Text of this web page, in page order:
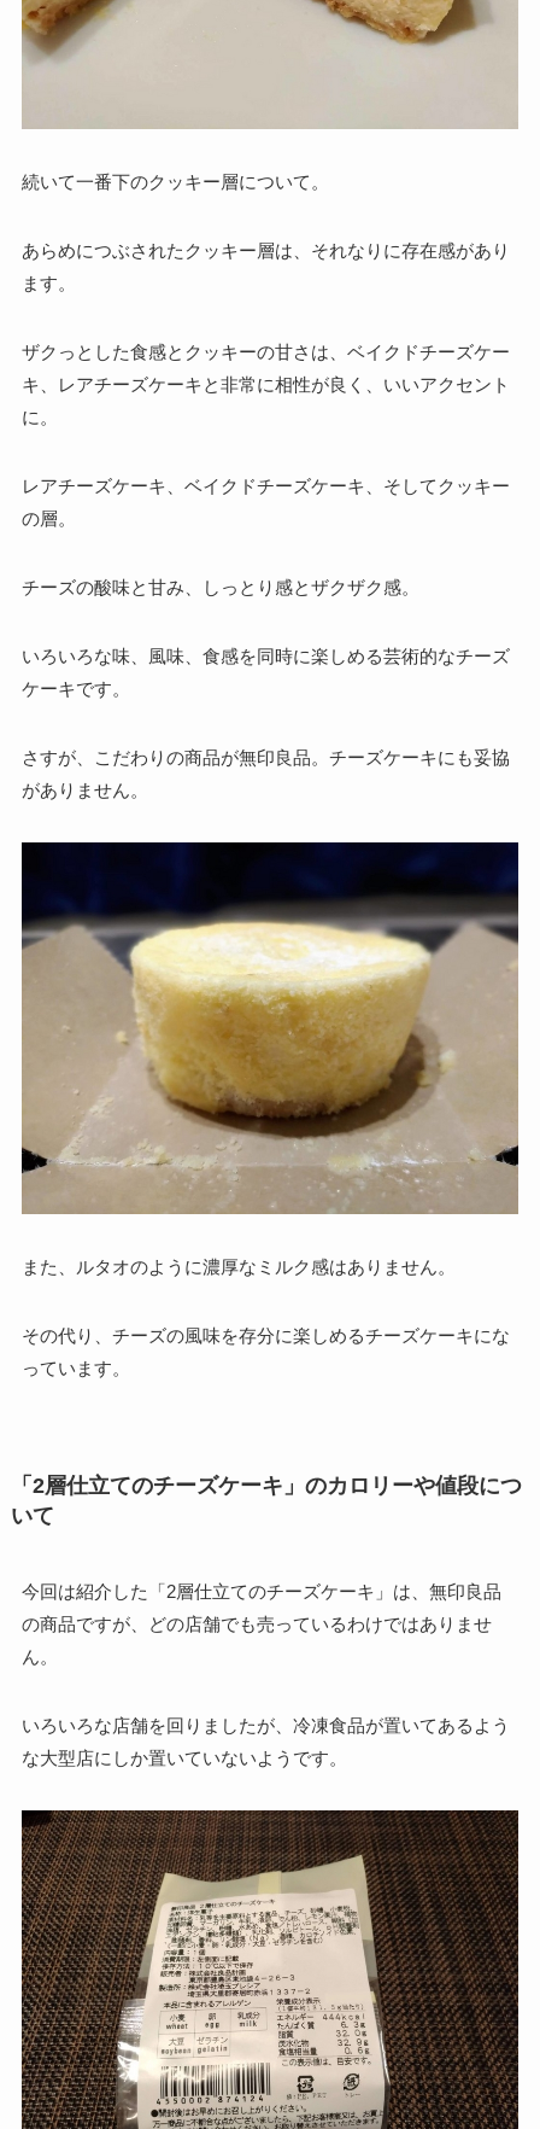
続いて一番下のクッキー層について。
あらめにつぶされたクッキー層は、それなりに存在感があり
ます。
ザクっとした食感とクッキーの甘さは、ベイクドチーズケー
キ、レアチーズケーキと非常に相性が良く、いいアクセント
に。
レアチーズケーキ、ベイクドチーズケーキ、そしてクッキー
の層。
チーズの酸味と甘み、しっとり感とザクザク感。
いろいろな味、風味、食感を同時に楽しめる芸術的なチーズ
ケーキです。
さすが、こだわりの商品が無印良品。チーズケーキにも妥協
がありません。
また、ルタオのように濃厚なミルク感はありません。
その代り、 チーズの風味を存分に楽しめるチーズケーキにな
っています。
「2層仕立てのチーズケーキ」のカロリーや値段につ
いて
今回は紹介した「2層仕立てのチーズケーキ」は、無印良品
の商品ですが、どの店舗でも売っているわけではありませ
ん。
いろいろな店舗を回りましたが、冷凍食品が置いてあるよう
な大型店にしか置いていないようです。